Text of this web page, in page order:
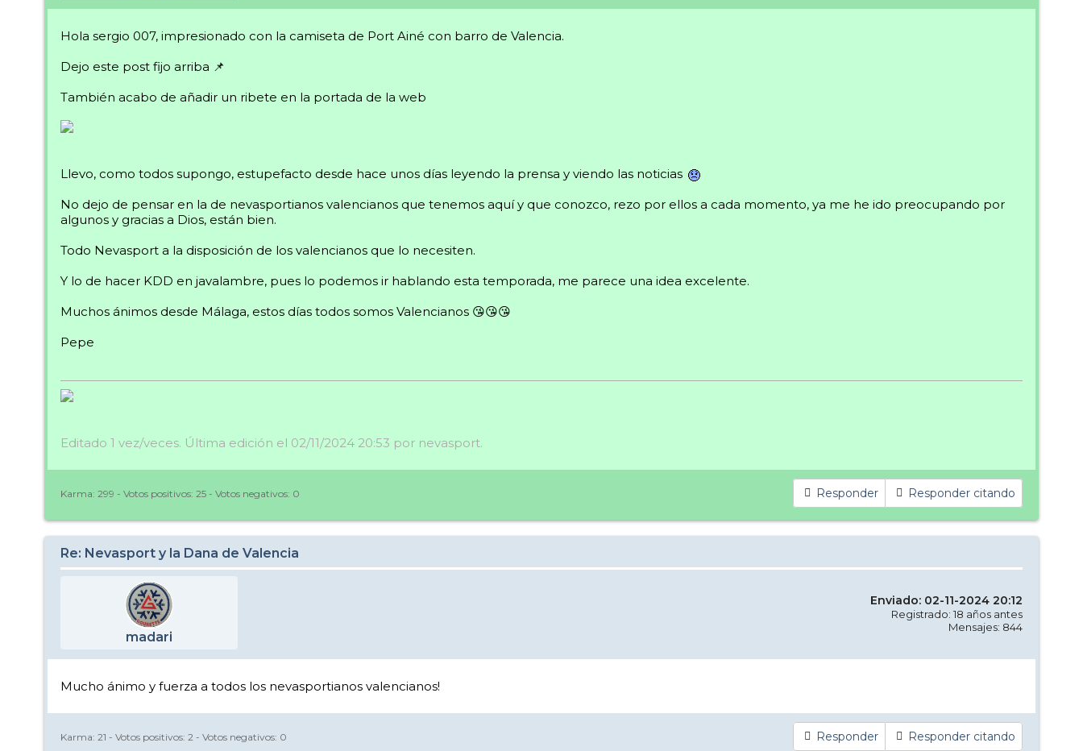
Hola sergio 007, impresionado con la camiseta de Port Ainé con barro de Valencia.
Dejo este post fijo arriba 📌
También acabo de añadir un ribete en la portada de la web
Llevo, como todos supongo, estupefacto desde hace unos días leyendo la prensa y viendo las noticias
No dejo de pensar en la de nevasportianos valencianos que tenemos aquí y que conozco, rezo por ellos a cada momento, ya me he ido preocupando por
algunos y gracias a Dios, están bien.
Todo Nevasport a la disposición de los valencianos que lo necesiten.
Y lo de hacer KDD en javalambre, pues lo podemos ir hablando esta temporada, me parece una idea excelente.
Muchos ánimos desde Málaga, estos días todos somos Valencianos 😘😘😘
Pepe
Editado 1 vez/veces. Última edición el 02/11/2024 20:53 por nevasport.
Responder Responder citando
Karma: 299 - Votos positivos: 25 - Votos negativos: 0
Re: Nevasport y la Dana de Valencia
madari
Enviado: 02-11-2024 20:12
Registrado: 18 años antes
Mensajes: 844
Mucho ánimo y fuerza a todos los nevasportianos valencianos!
Responder Responder citando
Karma: 21 - Votos positivos: 2 - Votos negativos: 0